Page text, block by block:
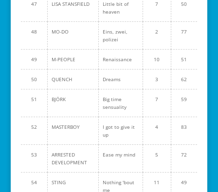
47 LISA STANSFIELD
Little bit of
heaven
7 50
48 MO-DO
Eins, zwei,
polizei
2 77
49 M-PEOPLE Renaissance 10 51
50 QUENCH Dreams 3 62
51 BJÖRK
Big time
sensuality
7 59
52 MASTERBOY
I got to give it
up
4 83
53
ARRESTED
DEVELOPMENT
Ease my mind 5 72
54 STING
Nothing 'bout
me
11 49